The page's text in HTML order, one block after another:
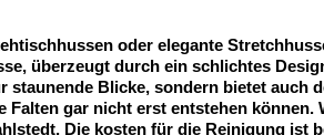
oder elegante
überzeugt durch ein schlichtes
staunende Blicke, sondern bietet auch
Falten gar nicht erst entstehen
Die kosten für die Reinigung ist